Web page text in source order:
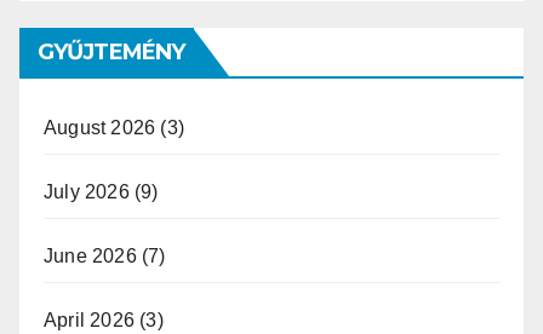
GYŰJTEMÉNY
August 2026 (3)
July 2026(9)
June 2026(7)
April 2026 (3)